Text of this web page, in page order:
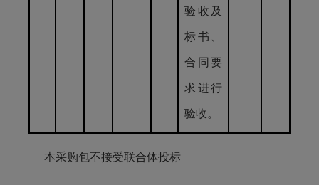
验收及
标书、
合同要
求进行
验收。
本采购包不接受联合体投标